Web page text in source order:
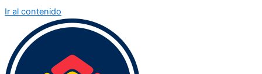
Ir al contenido